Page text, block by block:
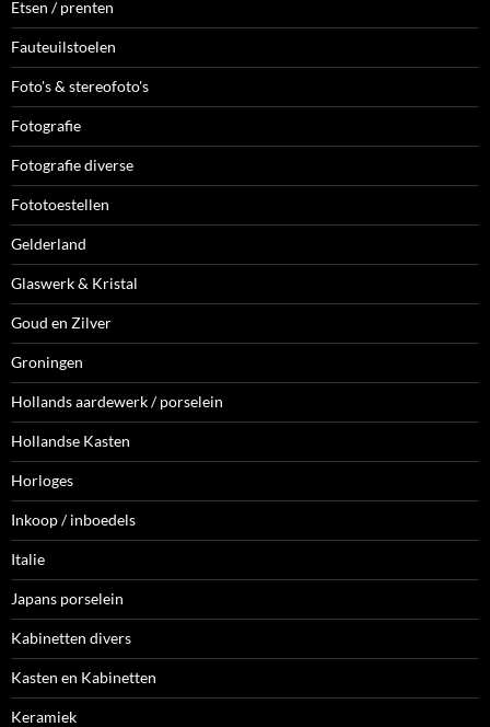
Etsen / prenten
Fauteuilstoelen
Foto's & stereofoto's
Fotografie
Fotografie diverse
Fototoestellen
Gelderland
Glaswerk & Kristal
Goud en Zilver
Groningen
Hollands aardewerk / porselein
Hollandse Kasten
Horloges
Inkoop / inboedels
Italie
Japans porselein
Kabinetten divers
Kasten en Kabinetten
Keramiek